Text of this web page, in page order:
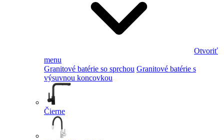
Otvoriť
menu
Granitové batérie so sprchou Granitové batérie s
výsuvnou koncovkou
Čierne